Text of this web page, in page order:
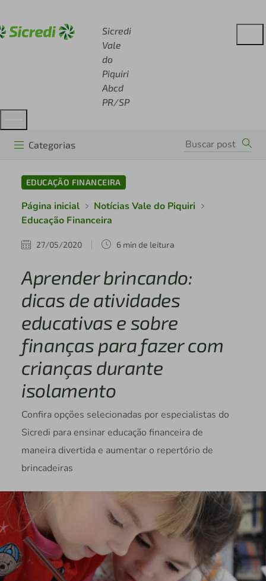
Sicredi
Vale
do
Piquiri
Abcd
PR/SP
Categorias
EDUCAÇÃO FINANCEIRA
Página inicial
Notícias Vale do Piquiri
Educação Financeira
27/05/2020 6 min de leitura
Aprender brincando:
dicas de atividades
educativas e sobre
finanças para fazer com
crianças durante
isolamento
Confira opções selecionadas por especialistas do
Sicredi para ensinar educação financeira de
maneira divertida e aumentar o repertório de
brincadeiras